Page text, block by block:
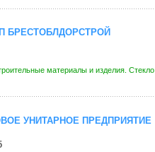
БРЕСТОБЛДОРСТРОЙ
материалы и изделия. Стекло
УНИТАРНОЕ ПРЕДПРИЯТИЕ